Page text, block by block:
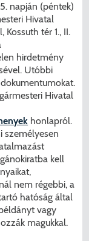
napján (péntek)
Hivatal
Kossuth tér 1., II.
hirdetmény
Utóbbi
Hivatal
honlapról.
személyesen
kell
nem régebbi, a
hatóság által
vagy
magukkal.